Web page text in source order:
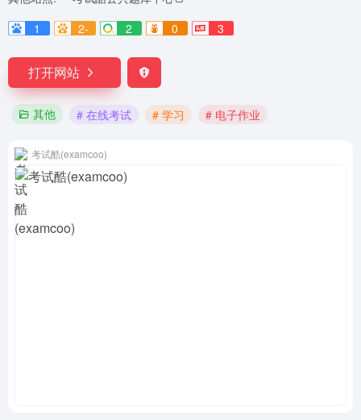
1
2- 2 0 3
打开网站
其他 # 在线考试 # 学习 # 电子作业
考试酷(examcoo)